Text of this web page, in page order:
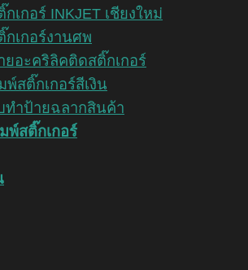
กเกอร์ INKJET เชียงใหม่
กเกอร์งานศพ
ยอะคริลิคติดสติ๊กเกอร์
พ์สติ๊กเกอร์สีเงิน
ทำป้ายฉลากสินค้า
พ์สติ๊กเกอร์